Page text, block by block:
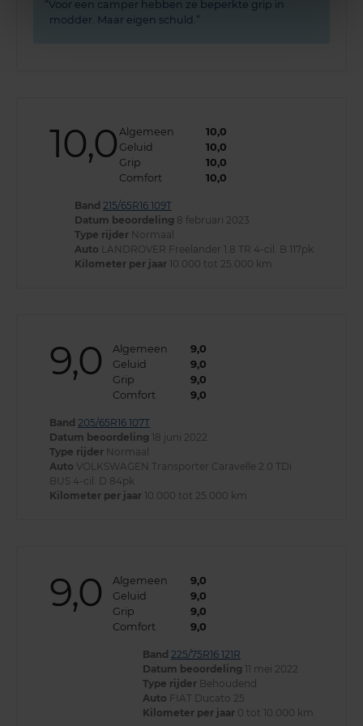
Voor een camper hebben ze beperkte grip in
modder. Maar eigen schuld.
10,0 Algemeen
10,0
Geluid
10,0
Grip
10,0
Comfort
10,0
Band 215/65R16 109T
Datum beoordeling 8 februari 2023
Type rijder Normaal
Auto
LANDROVER Freelander 1.8 TR 4-cil. B 117pk
Kilometer per jaar 10.000 tot 25.000 km
9,0 Algemeen
9,0
Geluid
9,0
Grip
9,0
Comfort
9,0
Band 205/65R16 107T
Datum beoordeling 18 juni 2022
Type rijder Normaal
Auto VOLKSWAGEN Transporter Caravelle 2.0 TDi
BUS 4-cil. D 84pk
Kilometer per jaar 10.000 tot 25.000 km
9,0 Algemeen
9,0
Geluid
9,0
Grip
9,0
Comfort
9,0
Band 225/75R16 121R
Datum beoordeling 11 mei 2022
Type rijder Behoudend
Auto FIAT Ducato 25
Kilometer per jaar 0 tot 10.000 km